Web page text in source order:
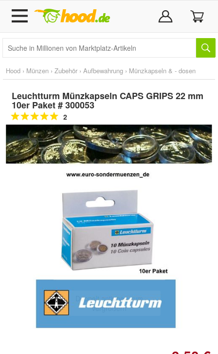
Hood › Münzen › Zubehör › Aufbewahrung › Münzkapseln & - dosen
Leuchtturm Münzkapseln CAPS GRIPS 22 mm
10er Paket # 300053
2
Doppelt antippen zum
vergrößern